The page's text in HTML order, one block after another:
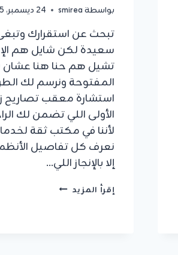
بواسطةsmirea 24 ديسمبر، 2025
تبحث عن استقرارك
سعيدة لكن شايل هم
تشيل هم حنا هنا عشان
المفتوحة ونرسم لك
استشارة معقب تصاريح
الأولى اللي تضمن لك
لأننا في مكتب ثقة
نعرف كل تفاصيل
إلا بالإنجاز اللي…
إقرأ المزيد استشارة